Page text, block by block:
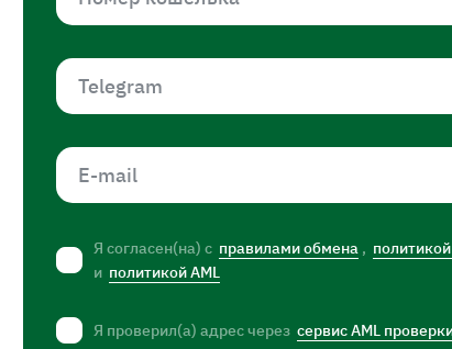
Я согласен(на) с правилами обмена ,
и политикой AML
Я проверил(а) адрес через сервис AML